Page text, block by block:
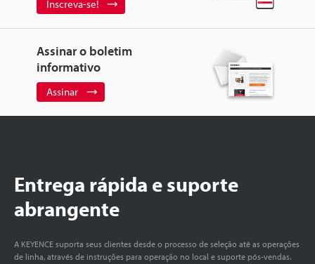
Inscreva-se!
Assinar o boletim
informativo
Assinar
Entrega rápida e suporte
abrangente
A KEYENCE suporta seus clientes desde o processo de seleção até as operações
de linha, através de instruções para operação no local e suporte pós-vendas.